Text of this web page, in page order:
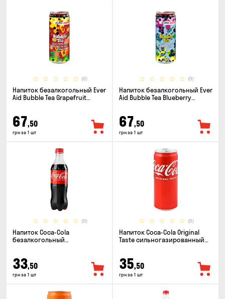
(0)
Напиток безалкогольный Ever
Aid Bubble Tea Grapefruit
67,50
грн за 1 шт
(0)
Напиток безалкогольный Ever
Aid Bubble Tea Blueberry
67,50
грн за 1 шт
(0)
Напиток Coca-Cola
безалкогольный
33,50
грн за 1 шт
(0)
Напиток Coca-Cola Original
Taste сильногазированный
35,50
грн за 1 шт